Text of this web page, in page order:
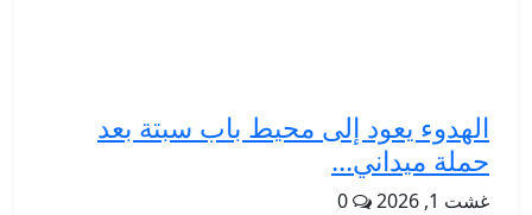
الهدوء يعود إلى محيط باب سبتة بعد
حملة ميداني...
غشت 1, 2026 0